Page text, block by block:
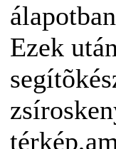
Ezek